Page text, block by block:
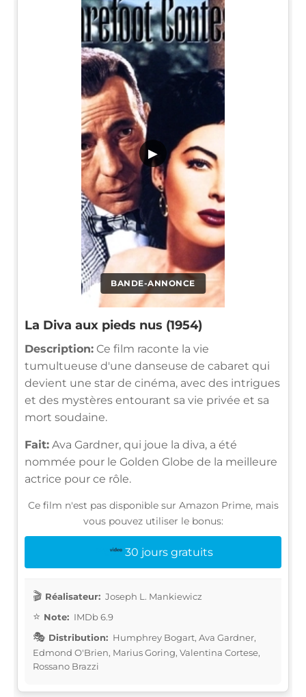
BANDE-ANNONCE
▶
La Diva aux pieds nus (1954)
Description: Ce film raconte la vie
tumultueuse d'une danseuse de cabaret qui
devient une star de cinéma, avec des intrigues
et des mystères entourant sa vie privée et sa
mort soudaine.
Fait: Ava Gardner, qui joue la diva, a été
nommée pour le Golden Globe de la meilleure
actrice pour ce rôle.
Ce film n'est pas disponible sur Amazon Prime, mais
vous pouvez utiliser le bonus:
30 jours gratuits
Réalisateur: Joseph L. Mankiewicz
Note: IMDb 6.9
Distribution: Humphrey Bogart, Ava Gardner,
Edmond O'Brien, Marius Goring, Valentina Cortese,
Rossano Brazzi